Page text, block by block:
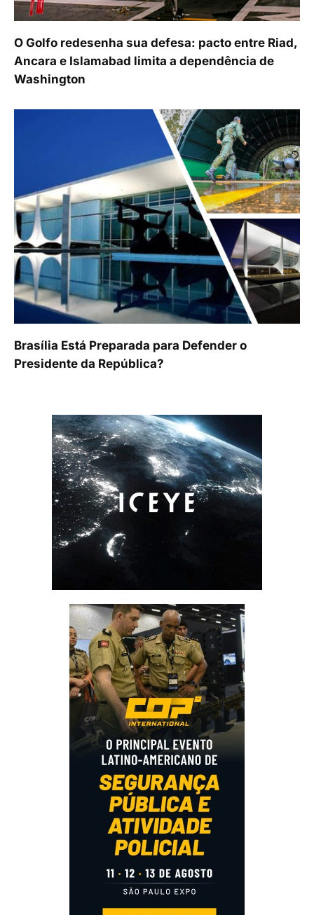
O Golfo redesenha sua defesa: pacto entre Riad,
Ancara e Islamabad limita a dependência de
Washington
Brasília Está Preparada para Defender o
Presidente da República?